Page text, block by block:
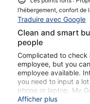
l’hébergement, confort de
Traduire avec Google
Clean and smart
people
Complicated to check
employee, but you
employee available.
you need to input a
phone or laptop. My
is acceptable.
Afficher plus